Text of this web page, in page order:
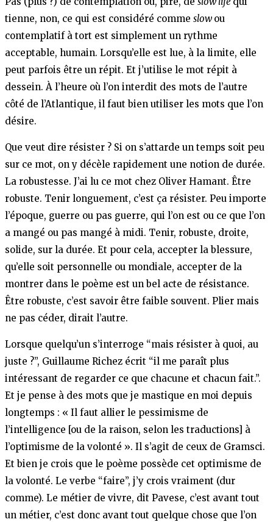
tienne, non, ce qui est considéré comme slow ou
contemplatif à tort est simplement un rythme
acceptable, humain. Lorsqu’elle est lue, à la limite, elle
peut parfois être un répit. Et j’utilise le mot répit à
dessein. À l’heure où l’on interdit des mots de l’autre
côté de l’Atlantique, il faut bien utiliser les mots que l’on
désire.
Que veut dire résister ? Si on s’attarde un temps soit peu
sur ce mot, on y décèle rapidement une notion de durée.
La robustesse. J’ai lu ce mot chez Oliver Hamant. Être
robuste. Tenir longuement, c’est ça résister. Peu importe
l’époque, guerre ou pas guerre, qui l’on est ou ce que l’on
a mangé ou pas mangé à midi. Tenir, robuste, droite,
solide, sur la durée. Et pour cela, accepter la blessure,
qu’elle soit personnelle ou mondiale, accepter de la
montrer dans le poème est un bel acte de résistance.
Être robuste, c’est savoir être faible souvent. Plier mais
ne pas céder, dirait l’autre.
Lorsque quelqu’un s’interroge “mais résister à quoi, au
juste ?”, Guillaume Richez écrit “il me paraît plus
intéressant de regarder ce que chacune et chacun fait.”.
Et je pense à des mots que je mastique en moi depuis
longtemps : « Il faut allier le pessimisme de
l’intelligence [ou de la raison, selon les traductions] à
l’optimisme de la volonté ». Il s’agit de ceux de Gramsci.
Et bien je crois que le poème possède cet optimisme de
la volonté. Le verbe “faire”, j’y crois vraiment (dur
comme). Le métier de vivre, dit Pavese, c’est avant tout
un métier, c’est donc avant tout quelque chose que l’on